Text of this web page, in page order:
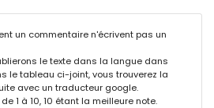
un commentaire n'écrivent pas un
le texte dans la langue dans
le tableau ci-joint, vous trouverez la
avec un traducteur google.
1 à 10, 10 étant la meilleure note.